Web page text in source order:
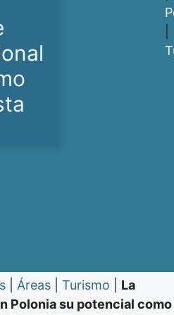
Áreas Turismo
La
Polonia su potencial como